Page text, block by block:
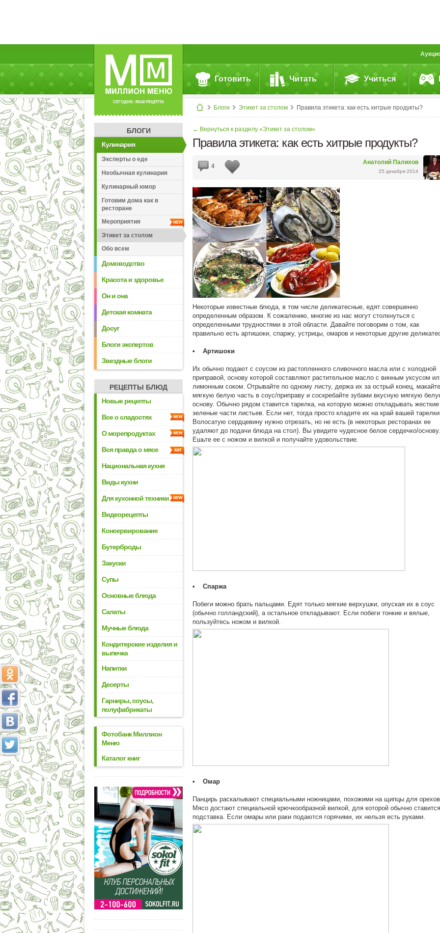
СЕГОДНЯ: 39142 РЕЦЕПТА
Готовить Читать Учиться
Блоги Этикет за столом Правила этикета: как есть хитрые продукты?
БЛОГИ
Кулинария
Эксперты о еде
Необычная кулинария
Кулинарный юмор
Готовим дома как в
ресторане
Мероприятия
Этикет за столом
Обо всем
Домоводство
Красота и здоровье
Он и она
Детская комната
Досуг
Блоги экспертов
Звездные блоги
РЕЦЕПТЫ БЛЮД
Новые рецепты
Все о сладостях
О морепродуктах
Вся правда о мясе
Национальная кухня
Виды кухни
Для кухонной техники
Видеорецепты
Консервирование
Бутерброды
Закуски
Супы
Основные блюда
Салаты
Мучные блюда
Кондитерские изделия и
выпечка
Напитки
Десерты
Гарниры, соусы,
полуфабрикаты
Фотобанк Миллион
Меню
Каталог книг
← Вернуться к разделу «Этикет за столом»
Правила этикета: как есть хитрые продукты?
Анатолий Палихов
25 декабря 2014
4
Некоторые известные блюда, в том числе деликатесные, едят совершенно
определенным образом. К сожалению, многие из нас могут столкнуться с
определенными трудностями в этой области. Давайте поговорим о том, как
правильно есть артишоки, спаржу, устрицы, омаров и некоторые другие
• Артишоки
Их обычно подают с соусом из растопленного сливочного масла или с холодной
приправой, основу которой составляют растительное масло с винным уксусом
лимонным соком. Отрывайте по одному листу, держа их за острый конец, макайте
мягкую белую часть в соус/приправу и соскребайте зубами вкусную мягкую
основу. Обычно рядом ставится тарелка, на которую можно откладывать жесткие
зеленые части листьев. Если нет, тогда просто кладите их на край вашей
Волосатую сердцевину нужно отрезать, но не есть (в некоторых ресторанах ее
удаляют до подачи блюда на стол). Вы увидите чудесное белое сердечко/основу.
Ешьте ее с ножом и вилкой и получайте удовольствие.
• Спаржа
Побеги можно брать пальцами. Едят только мягкие верхушки, опуская их в соус
(обычно голландский), а остальное откладывают. Если побеги тонкие и вялые,
пользуйтесь ножом и вилкой.
• Омар
Панцирь раскалывают специальными ножницами, похожими на щипцы для
Мясо достают специальной крючкообразной вилкой, для которой обычно ставится
подставка. Если омары или раки подаются горячими, их нельзя есть руками.